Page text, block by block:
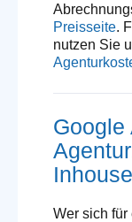
Preisseite.
nutzen Sie
Google
Wer sich